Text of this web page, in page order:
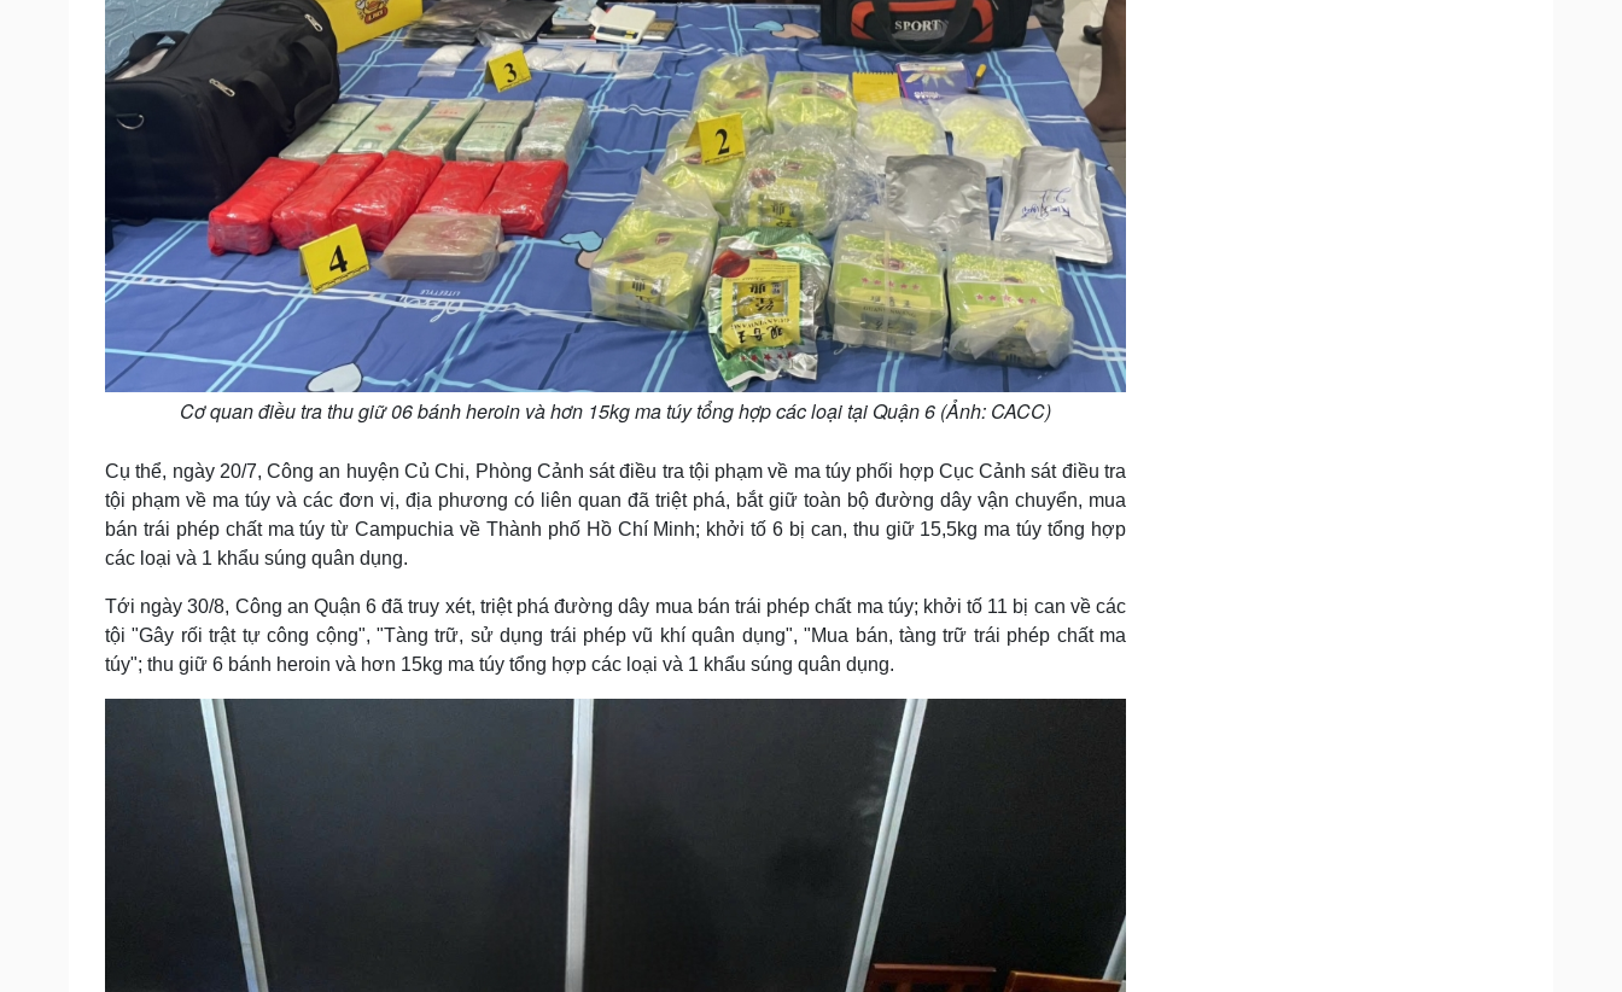
Cơ quan điều tra thu giữ 06 bánh heroin và hơn 15kg ma túy tổng hợp các loại tại Quận 6 (Ảnh: CACC)
Cụ thể, ngày 20/7, Công an huyện Củ Chi, Phòng Cảnh sát điều tra tội phạm về ma túy phối hợp Cục Cảnh sát điều tra
tội phạm về ma túy và các đơn vị, địa phương có liên quan đã triệt phá, bắt giữ toàn bộ đường dây vận chuyển, mua
bán trái phép chất ma túy từ Campuchia về Thành phố Hồ Chí Minh; khởi tố 6 bị can, thu giữ 15,5kg ma túy tổng hợp
các loại và 1 khẩu súng quân dụng.
Tới ngày 30/8, Công an Quận 6 đã truy xét, triệt phá đường dây mua bán trái phép chất ma túy; khởi tố 11 bị can về các
tội "Gây rối trật tự công cộng", "Tàng trữ, sử dụng trái phép vũ khí quân dụng", "Mua bán, tàng trữ trái phép chất ma
túy"; thu giữ 6 bánh heroin và hơn 15kg ma túy tổng hợp các loại và 1 khẩu súng quân dụng.